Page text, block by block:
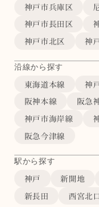
神戸市兵庫区
神戸市長田区
神戸市北区
神
沿線から探す
東海道本線 神
阪神本線
阪急
神戸市海岸線
阪急今津線
駅から探す
神戸 新開地
新長田
西宮北